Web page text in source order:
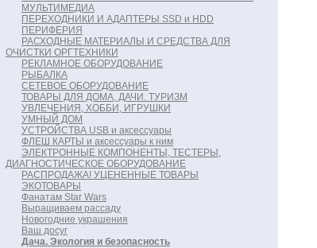
МУЛЬТИМЕДИА
ПЕРЕХОДНИКИ И АДАПТЕРЫ SSD и HDD
ПЕРИФЕРИЯ
РАСХОДНЫЕ МАТЕРИАЛЫ И СРЕДСТВА ДЛЯ
ОЧИСТКИ ОРГТЕХНИКИ
РЕКЛАМНОЕ ОБОРУДОВАНИЕ
РЫБАЛКА
СЕТЕВОЕ ОБОРУДОВАНИЕ
ТОВАРЫ ДЛЯ ДОМА, ДАЧИ. ТУРИЗМ
УВЛЕЧЕНИЯ, ХОББИ, ИГРУШКИ
УМНЫЙ ДОМ
УСТРОЙСТВА USB и аксессуары
ФЛЕШ КАРТЫ и аксессуары к ним
ЭЛЕКТРОННЫЕ КОМПОНЕНТЫ, ТЕСТЕРЫ,
ДИАГНОСТИЧЕСКОЕ ОБОРУДОВАНИЕ
РАСПРОДАЖА! УЦЕНЕННЫЕ ТОВАРЫ
ЭКОТОВАРЫ
Фанатам Star Wars
Выращиваем рассаду
Новогодние украшения
Ваш досуг
Дача. Экология и безопасность